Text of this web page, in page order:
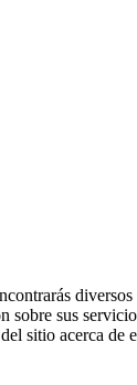
sobre sus
sitio acerca de